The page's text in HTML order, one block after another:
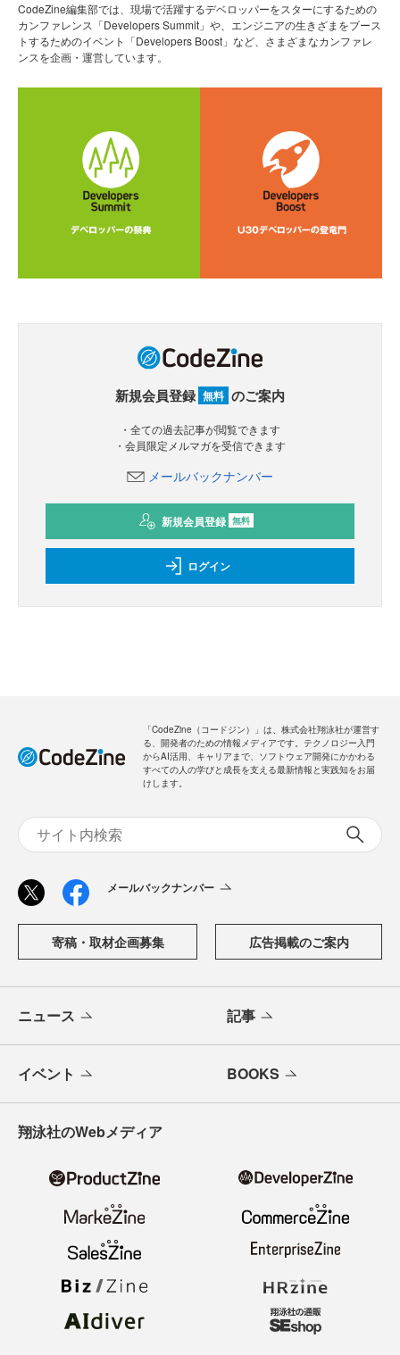
CodeZine編集部では、現場で活躍するデベロッパーをスターにするための
カンファレンス「Developers Summit」や、エンジニアの生きざまをブース
トするためのイベント「Developers Boost」など、さまざまなカンファレ
ンスを企画・運営しています。
新規会員登録 無料 のご案内
・全ての過去記事が閲覧できます
・会員限定メルマガを受信できます
メールバックナンバー
新規会員登録 無料
ログイン
「CodeZine（コードジン）」は、株式会社翔泳社が運営す
る、開発者のための情報メディアです。テクノロジー入門
からAI活用、キャリアまで、ソフトウェア開発にかかわる
すべての人の学びと成長を支える最新情報と実践知をお届
けします。
メールバックナンバー
寄稿・取材企画募集 広告掲載のご案内
ニュース 記事
イベント BOOKS
翔泳社のWebメディア